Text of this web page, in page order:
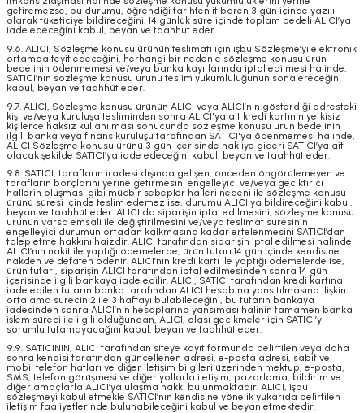
getiremezse, bu durumu, öğrendiği tarihten itibaren 3 gün içinde yazılı
olarak tüketiciye bildireceğini, 14 günlük süre içinde toplam bedeli ALICI’ya
iade edeceğini kabul, beyan ve taahhüt eder.
9.6. ALICI, Sözleşme konusu ürünün teslimatı için işbu Sözleşme’yi elektronik
ortamda teyit edeceğini, herhangi bir nedenle sözleşme konusu ürün
bedelinin ödenmemesi ve/veya banka kayıtlarında iptal edilmesi halinde,
SATICI’nın sözleşme konusu ürünü teslim yükümlülüğünün sona ereceğini
kabul, beyan ve taahhüt eder.
9.7. ALICI, Sözleşme konusu ürünün ALICI veya ALICI’nın gösterdiği adresteki
kişi ve/veya kuruluşa tesliminden sonra ALICI'ya ait kredi kartının yetkisiz
kişilerce haksız kullanılması sonucunda sözleşme konusu ürün bedelinin
ilgili banka veya finans kuruluşu tarafından SATICI'ya ödenmemesi halinde,
ALICI Sözleşme konusu ürünü 3 gün içerisinde nakliye gideri SATICI’ya ait
olacak şekilde SATICI’ya iade edeceğini kabul, beyan ve taahhüt eder.
9.8. SATICI, tarafların iradesi dışında gelişen, önceden öngörülemeyen ve
tarafların borçlarını yerine getirmesini engelleyici ve/veya geciktirici
hallerin oluşması gibi mücbir sebepler halleri nedeni ile sözleşme konusu
ürünü süresi içinde teslim edemez ise, durumu ALICI'ya bildireceğini kabul,
beyan ve taahhüt eder. ALICI da siparişin iptal edilmesini, sözleşme konusu
ürünün varsa emsali ile değiştirilmesini ve/veya teslimat süresinin
engelleyici durumun ortadan kalkmasına kadar ertelenmesini SATICI’dan
talep etme hakkını haizdir. ALICI tarafından siparişin iptal edilmesi halinde
ALICI’nın nakit ile yaptığı ödemelerde, ürün tutarı 14 gün içinde kendisine
nakden ve defaten ödenir. ALICI’nın kredi kartı ile yaptığı ödemelerde ise,
ürün tutarı, siparişin ALICI tarafından iptal edilmesinden sonra 14 gün
içerisinde ilgili bankaya iade edilir. ALICI, SATICI tarafından kredi kartına
iade edilen tutarın banka tarafından ALICI hesabına yansıtılmasına ilişkin
ortalama sürecin 2 ile 3 haftayı bulabileceğini, bu tutarın bankaya
iadesinden sonra ALICI’nın hesaplarına yansıması halinin tamamen banka
işlem süreci ile ilgili olduğundan, ALICI, olası gecikmeler için SATICI’yı
sorumlu tutamayacağını kabul, beyan ve taahhüt eder.
9.9. SATICININ, ALICI tarafından siteye kayıt formunda belirtilen veya daha
sonra kendisi tarafından güncellenen adresi, e-posta adresi, sabit ve
mobil telefon hatları ve diğer iletişim bilgileri üzerinden mektup, e-posta,
SMS, telefon görüşmesi ve diğer yollarla iletişim, pazarlama, bildirim ve
diğer amaçlarla ALICI’ya ulaşma hakkı bulunmaktadır. ALICI, işbu
sözleşmeyi kabul etmekle SATICI’nın kendisine yönelik yukarıda belirtilen
iletişim faaliyetlerinde bulunabileceğini kabul ve beyan etmektedir.